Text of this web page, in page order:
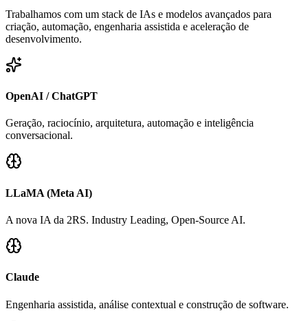
Trabalhamos com um stack de IAs e modelos avançados para
criação, automação, engenharia assistida e aceleração de
desenvolvimento.
OpenAI / ChatGPT
Geração, raciocínio, arquitetura, automação e inteligência
conversacional.
LLaMA (Meta AI)
A nova IA da 2RS. Industry Leading, Open-Source AI.
Claude
Engenharia assistida, análise contextual e construção de software.